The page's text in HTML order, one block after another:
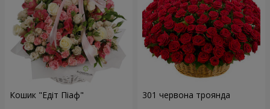
Кошик "Едіт Піаф" 301 червона троянда